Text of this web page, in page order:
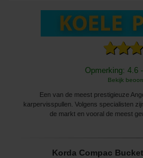
Opmerking: 4.6
Bekijk
Een van de meest prestigieuze
karpervisspullen. Volgens specialisten
de markt en vooral de meest
Korda Compac